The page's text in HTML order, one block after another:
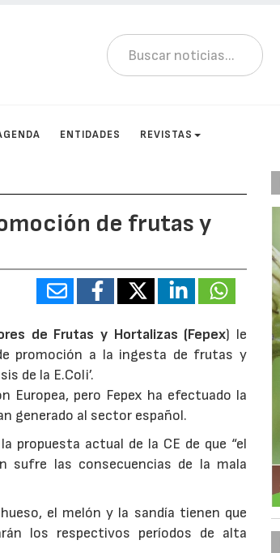
ENTIDADES REVISTAS
de frutas y
de Frutas y Hortalizas (Fepex) le
promoción a la ingesta de frutas y
de la E.Coli’.
Europea, pero Fepex ha efectuado la
generado al sector español.
propuesta actual de la CE de que “el
sufre las consecuencias de la mala
el melón y la sandía tienen que
los respectivos períodos de alta